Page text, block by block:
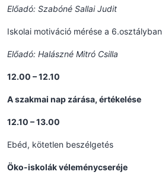
Előadó: Szabóné Sallai Judit
Iskolai motiváció mérése a 6.osztályban
Előadó: Halászné Mitró Csilla
12.00 – 12.10
A szakmai nap zárása, értékelése
12.10 – 13.00
Ebéd, kötetlen beszélgetés
Öko-iskolák véleménycseréje